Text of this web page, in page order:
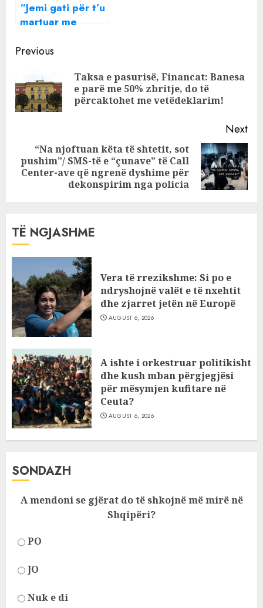
“Jemi gati për t’u
martuar me
do ketë muzikë”,
shërben Rusisë
presioni i
popujve ndaj
sanksione
Continue
Reading
Previous
Taksa e pasurisë, Financat: Banesa
e parë me 50% zbritje, do të
përcaktohet me vetëdeklarim!
Next
Next
post:
“Na njoftuan këta të shtetit, sot
pushim”/ SMS-të e “çunave” të Call
Center-ave që ngrenë dyshime për
dekonspirim nga policia
TË NGJASHME
Vera të rrezikshme: Si po e
ndryshojnë valët e të nxehtit
dhe zjarret jetën në Europë
AUGUST 6, 2026
A ishte i orkestruar politikisht
dhe kush mban përgjegjësi
për mësymjen kufitare në
Ceuta?
AUGUST 6, 2026
SONDAZH
A mendoni se gjërat do të shkojnë më mirë në
Shqipëri?
PO
JO
Nuk e di